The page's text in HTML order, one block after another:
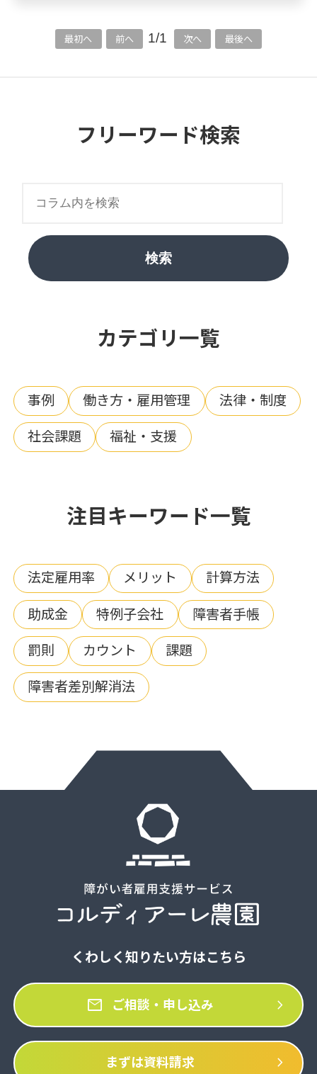
最初へ 前へ 1/1 次へ 最後へ
フリーワード検索
検索
カテゴリ一覧
事例 働き方・雇用管理 法律・制度
社会課題 福祉・支援
注目キーワード一覧
法定雇用率 メリット 計算方法
助成金 特例子会社 障害者手帳
罰則 カウント 課題
障害者差別解消法
くわしく知りたい方はこちら
mail ご相談・申し込み chevron_right
まずは資料請求 chevron_right